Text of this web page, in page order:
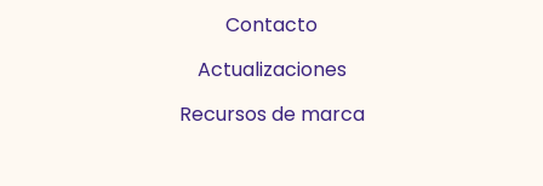
Contacto
Actualizaciones
Recursos de marca